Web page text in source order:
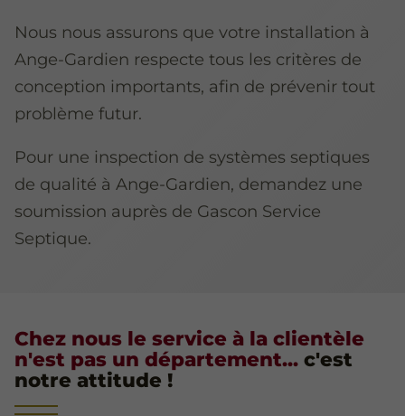
Nous nous assurons que votre installation à
Ange-Gardien respecte tous les critères de
conception importants, afin de prévenir tout
problème futur.
Pour une inspection de systèmes septiques
de qualité à Ange-Gardien, demandez une
soumission auprès de Gascon Service
Septique.
Chez nous le service à la clientèle
n'est pas un département... c'est
notre attitude !